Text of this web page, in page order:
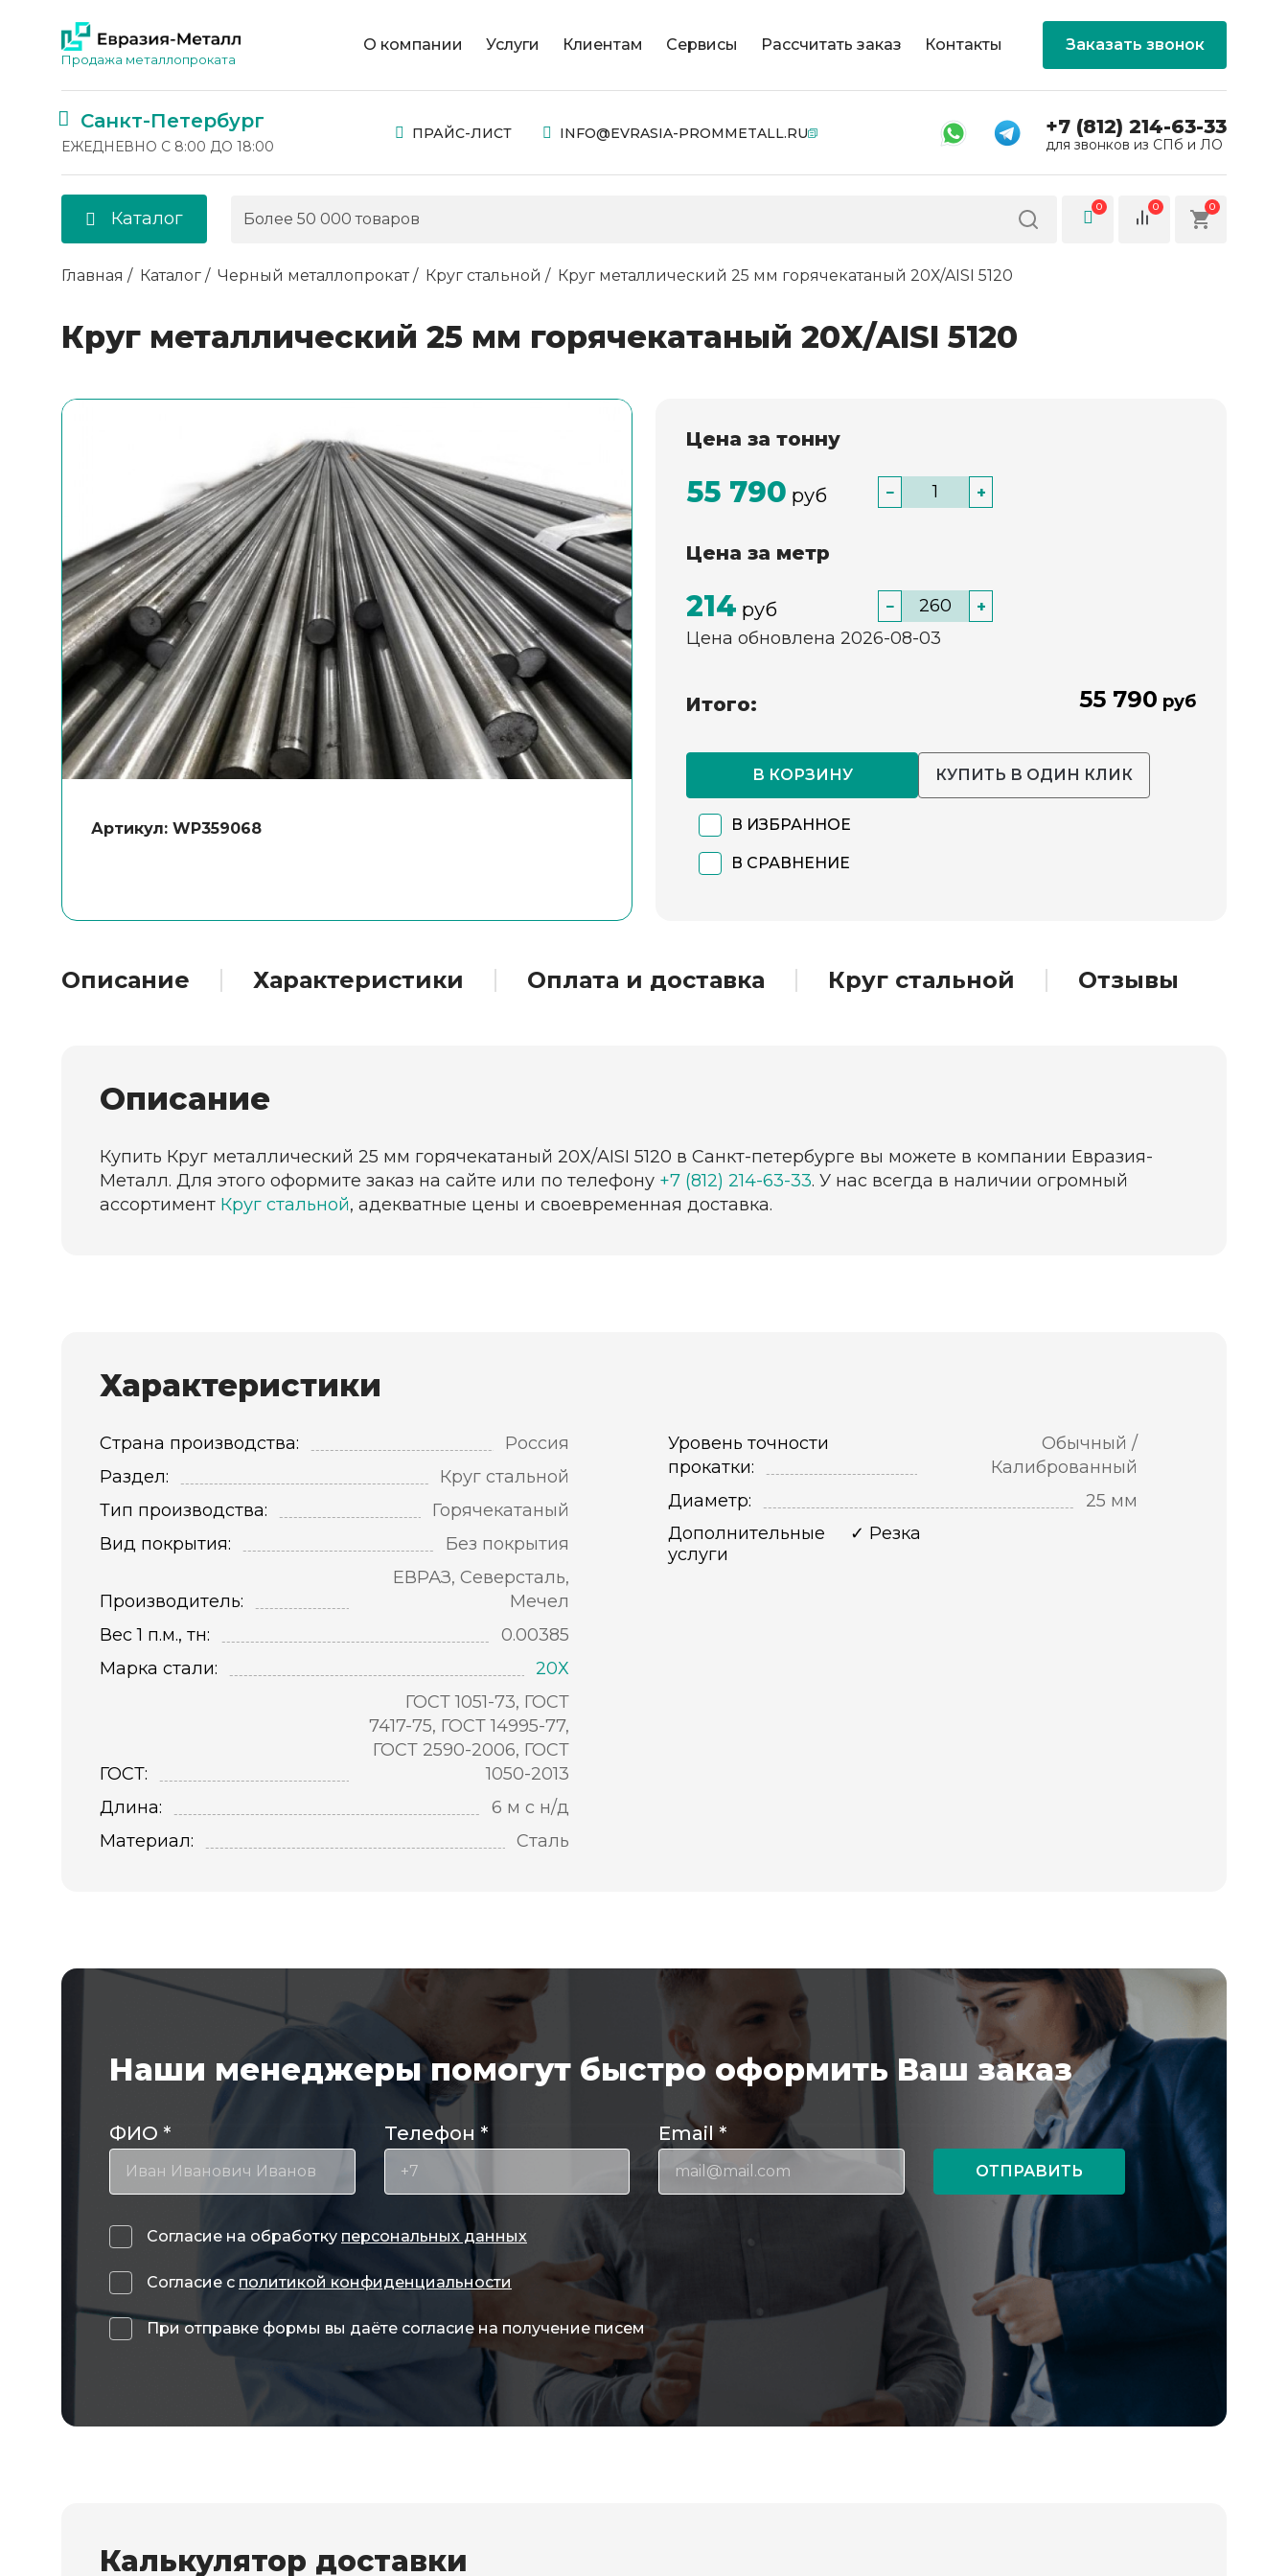
Продажа металлопроката
О компании Услуги Клиентам Сервисы Рассчитать заказ Контакты Заказать звонок
Санкт-Петербург
ЕЖЕДНЕВНО С 8:00 ДО 18:00
ПРАЙС-ЛИСТ INFO@EVRASIA-PROMMETALL.RU +7 (812) 214-63-33
для звонков из СПб и ЛО
Каталог
0 0 0
Главная Каталог Черный металлопрокат Круг стальной Круг металлический 25 мм горячекатаный 20Х/AISI 5120
Круг металлический 25 мм горячекатаный 20Х/AISI 5120
Артикул: WP359068
Цена за тонну
55 790 руб − +
Цена за метр
214 руб − +
Цена обновлена 2026-08-03
Итого: 55 790 руб
В КОРЗИНУ КУПИТЬ В ОДИН КЛИК
В ИЗБРАННОЕ
В СРАВНЕНИЕ
Описание Характеристики Оплата и доставка Круг стальной Отзывы
Описание
Купить Круг металлический 25 мм горячекатаный 20Х/AISI 5120 в Санкт-петербурге вы можете в компании Евразия-
Металл. Для этого оформите заказ на сайте или по телефону +7 (812) 214-63-33. У нас всегда в наличии огромный
ассортимент Круг стальной, адекватные цены и своевременная доставка.
Характеристики
Страна производства:
Россия
Раздел:
Круг стальной
Тип производства:
Горячекатаный
Вид покрытия:
Без покрытия
Производитель:
ЕВРАЗ, Северсталь,
Мечел
Вес 1 п.м., тн:
0.00385
Марка стали:
20Х
ГОСТ:
ГОСТ 1051-73, ГОСТ
7417-75, ГОСТ 14995-77,
ГОСТ 2590-2006, ГОСТ
1050-2013
Длина:
6 м с н/д
Материал:
Сталь
Уровень точности
прокатки:
Обычный /
Калиброванный
Диаметр:
25 мм
Дополнительные
услуги
Резка
Наши менеджеры помогут быстро оформить Ваш заказ
ФИО * Телефон * Email *
ОТПРАВИТЬ
Согласие на обработку персональных данных
Согласие с политикой конфиденциальности
При отправке формы вы даёте согласие на получение писем
Калькулятор доставки